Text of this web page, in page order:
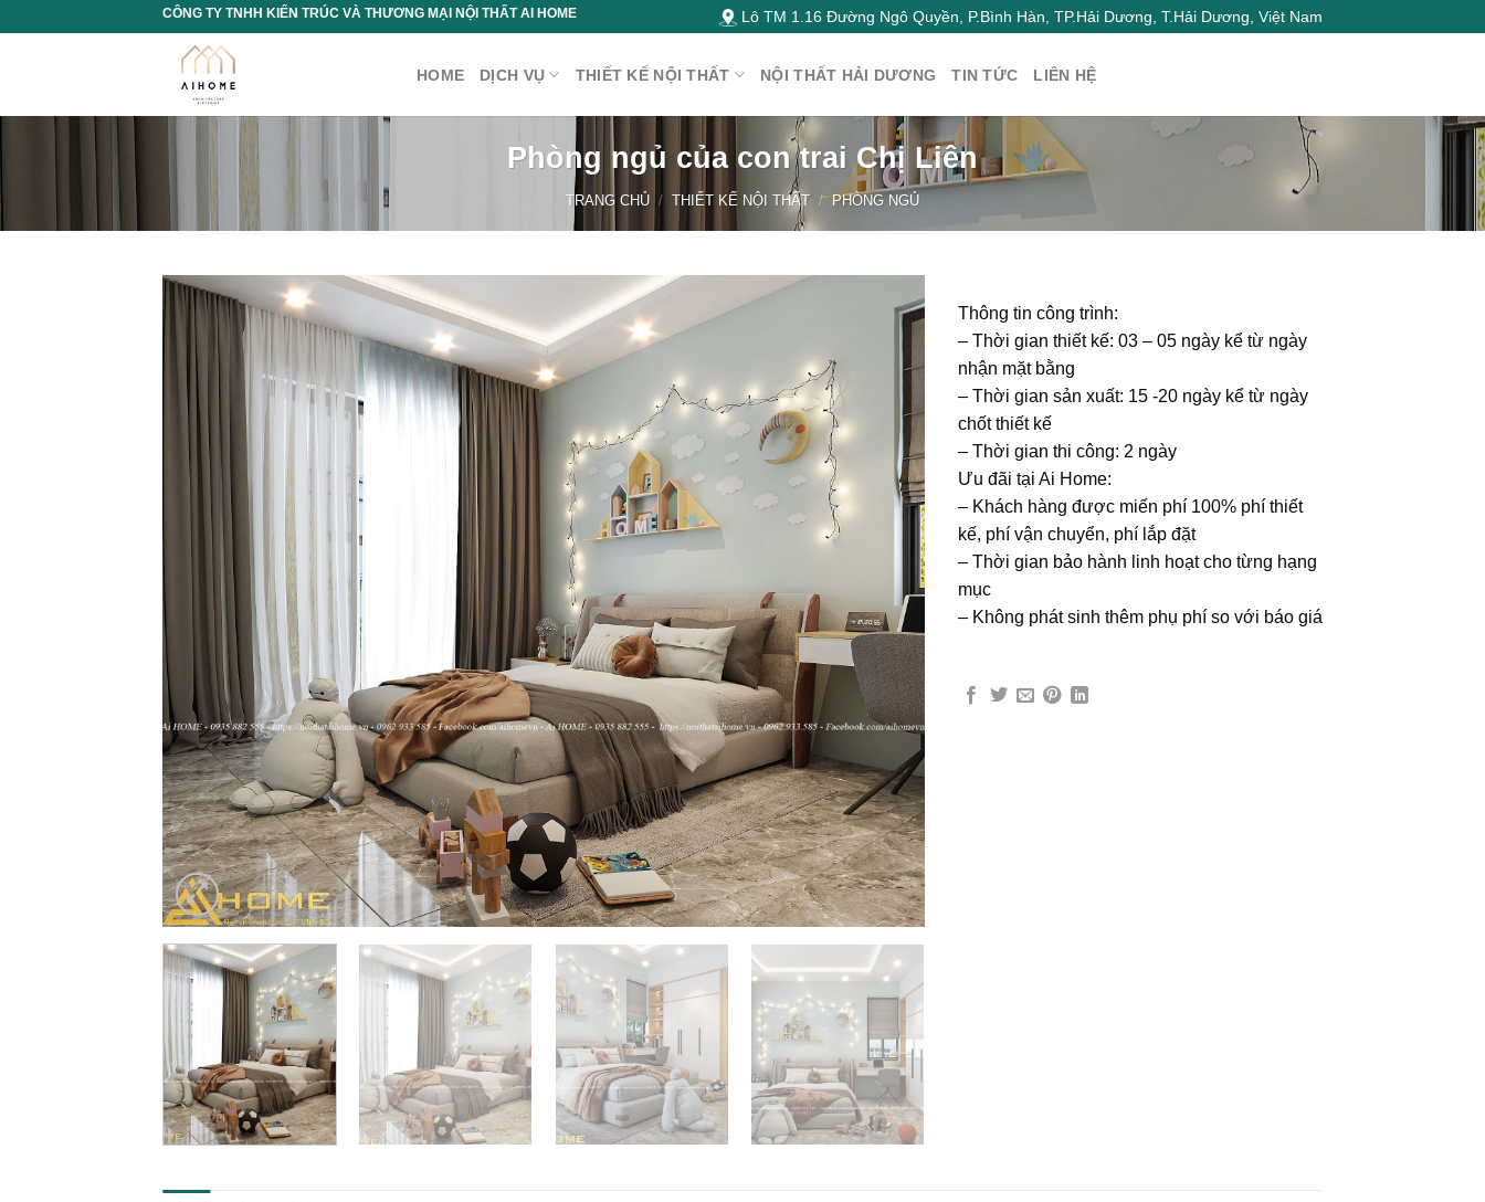
CÔNG TY TNHH KIẾN TRÚC VÀ THƯƠNG MẠI NỘI THẤT AI HOME Lô TM 1.16 Đường Ngô Quyền, P.Bình Hàn, TP.Hải Dương, T.Hải Dương, Việt Nam
HOME DỊCH VỤ THIẾT KẾ NỘI THẤT NỘI THẤT HẢI DƯƠNG TIN TỨC LIÊN HỆ
Phòng ngủ của con trai Chị Liên
TRANG CHỦ / THIẾT KẾ NỘI THẤT / PHÒNG NGỦ
Thông tin công trình:
– Thời gian thiết kế: 03 – 05 ngày kể từ ngày
nhận mặt bằng
– Thời gian sản xuất: 15 -20 ngày kể từ ngày
chốt thiết kế
– Thời gian thi công: 2 ngày
Ưu đãi tại Ai Home:
– Khách hàng được miến phí 100% phí thiết
kế, phí vận chuyển, phí lắp đặt
– Thời gian bảo hành linh hoạt cho từng hạng
mục
– Không phát sinh thêm phụ phí so với báo giá